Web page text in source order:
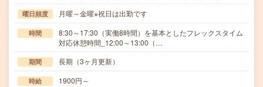
曜日頻度 月曜～金曜※祝日は出勤です
時間
8:30～17:30（実働8時間）を基本としたフレックスタイム
対応休憩時間_12:00～13:00（…
期間 長期（3ヶ月更新）
時給 1900円～